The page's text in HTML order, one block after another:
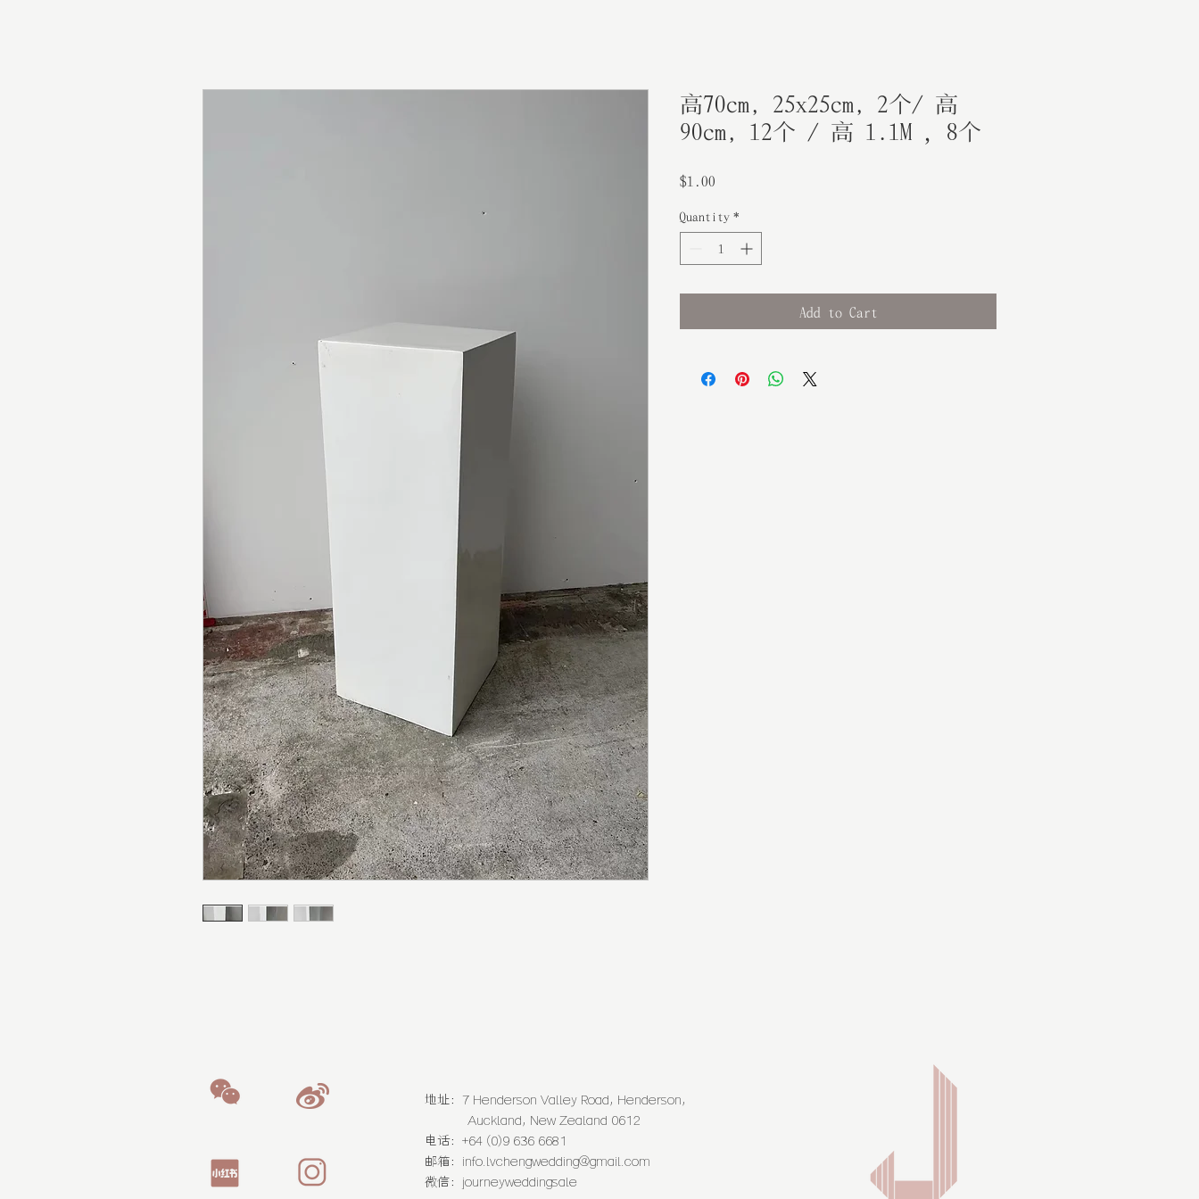
高70cm, 25x25cm, 2个/ 高
90cm, 12个 / 高 1.1M ，8个
$1.00
Quantity *
Add to Cart
地址：7 Henderson Valley Road, Henderson,
Auckland, New Zealand 0612
电话：+64 (0)9 636 6681
邮箱： info.lvchengwedding@gmail.com
微信：journeyweddingsale